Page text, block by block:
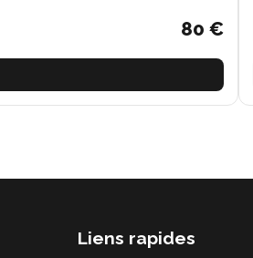
80 €
Liens rapides